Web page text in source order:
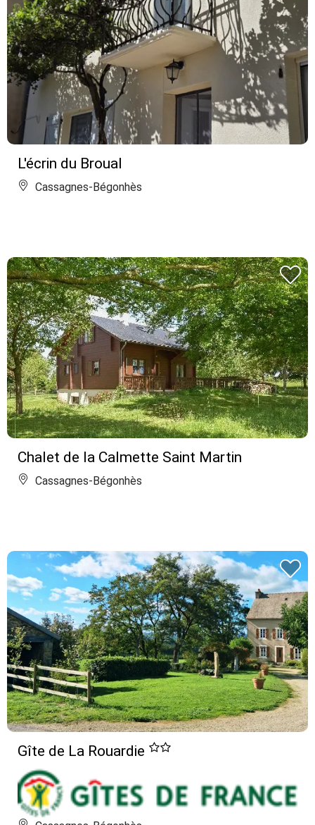
L'écrin du Broual
Cassagnes-Bégonhès
Chalet de la Calmette Saint Martin
Cassagnes-Bégonhès
Gîte de La Rouardie